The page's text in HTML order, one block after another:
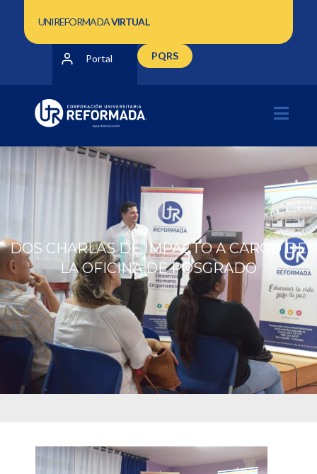
UNIREFORMADAVIRTUAL
Portal PQRS
DOS CHARLAS DE IMPACTO A CARGO DE
LA OFICINA DE POSGRADO